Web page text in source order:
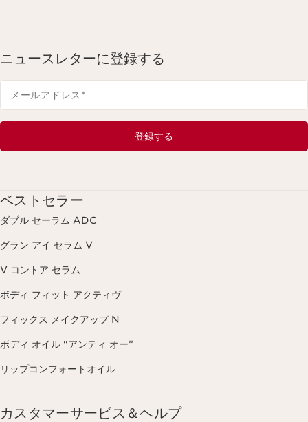
ニュースレターに登録する
メールアドレス *
登録する
ベストセラー
ダブル セーラム ADC
グラン アイ セラム V
V コントア セラム
ボディ フィット アクティヴ
フィックス メイクアップ N
ボディ オイル “アンティ オー”
リップコンフォートオイル
カスタマーサービス＆ヘルプ